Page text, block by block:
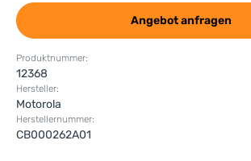
Angebot anfragen
Produktnummer:
12368
Hersteller:
Motorola
Herstellernummer:
CB000262A01